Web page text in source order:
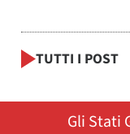
TUTTI I POST
Gli Stati